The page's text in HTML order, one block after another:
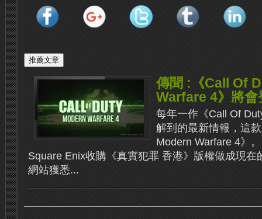
傳聞 :《Call Of
Warfare 4》將
每年一作《Call Of
解到的最新情報，這
Modern Warfare 4》
Square Enix收購《真實犯罪 香港》版權做成現在
網站獲悉...